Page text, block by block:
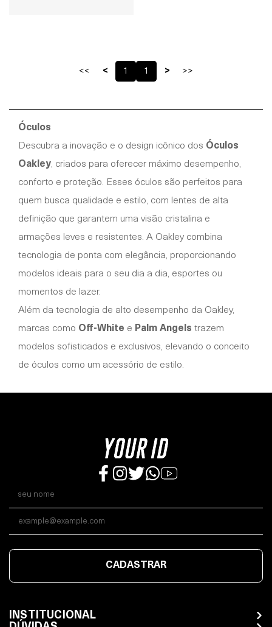
<< < 1 1 > >>
Óculos
Descubra a inovação e o design icônico dos Óculos
Oakley, criados para oferecer máximo desempenho,
conforto e proteção. Esses óculos são perfeitos para
quem busca qualidade e estilo, com lentes de alta
definição que garantem uma visão cristalina e
armações leves e resistentes. A Oakley combina
tecnologia de ponta com elegância, proporcionando
modelos ideais para o seu dia a dia, esportes ou
momentos de lazer.
Além da tecnologia de alto desempenho da Oakley,
marcas como Off-White e Palm Angels trazem
modelos sofisticados e exclusivos, elevando o conceito
de óculos como um acessório de estilo.
CADASTRAR
INSTITUCIONAL